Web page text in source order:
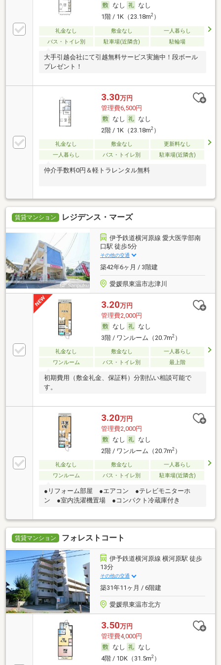
なし
なし
1階 / 1K（23.18m2）
礼金なし 敷金なし
一人暮らし
バス・トイレ別
駐車場(近隣含) 駐輪場
大手引越会社にて引越無料サービス実施中！段ボール
プレゼント！
3.30万円
管理費6,500円
なし
なし
2階 / 1K（23.18m2）
礼金なし 敷金なし
更新料なし
一人暮らし
バス・トイレ別 駐車場(近隣含)
仲介手数料0円＆軽トラレンタル無料
賃貸マンション レジデンス・マーズ
伊予鉄道横河原線 愛大医学部南
口駅 徒歩5分
その他の交通
築42年6ヶ月 / 3階建
愛媛県東温市志津川
3.20万円
管理費2,000円
なし
なし
3階 / ワンルーム（20.7m2）
礼金なし 敷金なし
一人暮らし
ワンルーム
バス・トイレ別 最上階
初期費用（敷金礼金、保証料）分割払い相談可能で
す。
3.20万円
管理費2,000円
なし
なし
2階 / ワンルーム（20.7m2）
礼金なし 敷金なし
一人暮らし
ワンルーム
バス・トイレ別 駐車場(近隣含)
●リフォーム部屋 ●エアコン ●テレビモニターホ
ン ●室内洗濯機置場 ●コンパクト冷蔵庫付き
賃貸マンション フォレストコート
伊予鉄道横河原線 横河原駅 徒歩
13分
その他の交通
築31年11ヶ月 / 6階建
愛媛県東温市北方
3.50万円
管理費4,000円
なし
なし
4階 / 1DK（31.5m2）